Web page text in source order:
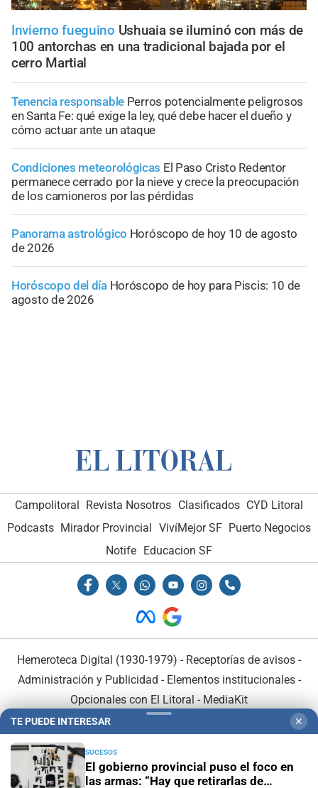
Invierno fueguino Ushuaia se iluminó con más de
100 antorchas en una tradicional bajada por el
cerro Martial
Tenencia responsable Perros potencialmente peligrosos
en Santa Fe: qué exige la ley, qué debe hacer el dueño y
cómo actuar ante un ataque
Condiciones meteorológicas El Paso Cristo Redentor
permanece cerrado por la nieve y crece la preocupación
de los camioneros por las pérdidas
Panorama astrológico Horóscopo de hoy 10 de agosto
de 2026
Horóscopo del día Horóscopo de hoy para Piscis: 10 de
agosto de 2026
Campolitoral Revista Nosotros Clasificados CYD Litoral
Podcasts Mirador Provincial VivíMejor SF Puerto Negocios
Notife Educacion SF
Hemeroteca Digital (1930-1979) - Receptorías de avisos -
Administración y Publicidad - Elementos institucionales-
Opcionales con El Litoral - MediaKit
TE PUEDE INTERESAR ✕
SUCESOS
El gobierno provincial puso el foco en
las armas: “Hay que retirarlas de